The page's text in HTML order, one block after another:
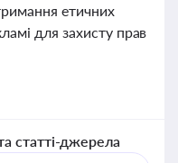
етичних
для захисту прав
статті-джерела